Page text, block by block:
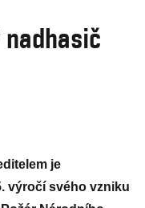
je
výročí svého vzniku